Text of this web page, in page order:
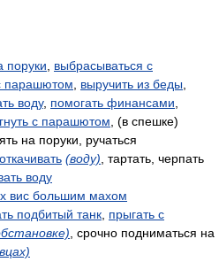
поруки
выбрасываться с
парашютом выручить из беды
воду, помогать финансами
с парашютом , (в спешке)
на поруки, ручаться
откачивать (воду) , тартать, черпать
воду
вис большим махом
подбитый танк прыгать с
, срочно подниматься на